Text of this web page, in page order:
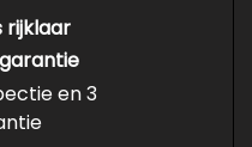
rijklaar
en 3